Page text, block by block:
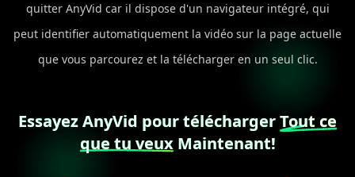
quitter AnyVid car il dispose d'un navigateur intégré, qui
peut identifier automatiquement la vidéo sur la page actuelle
que vous parcourez et la télécharger en un seul clic.
Essayez AnyVid pour téléchargerTout ce
que tu veuxMaintenant!